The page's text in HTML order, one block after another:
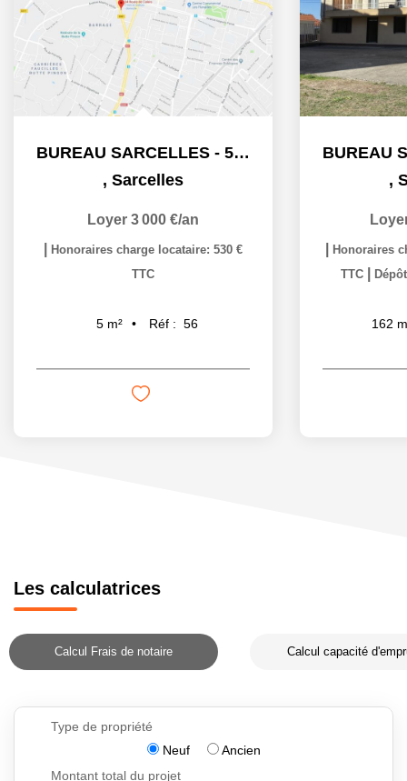
BUREAU SARCELLES - 5 m2
, Sarcelles
Loyer 3 000 €/an
Honoraires charge locataire: 530 €
TTC
5 m² Réf : 56
,
Honoraires
TTC
162
Les calculatrices
Calcul Frais de notaire Calcul capacité